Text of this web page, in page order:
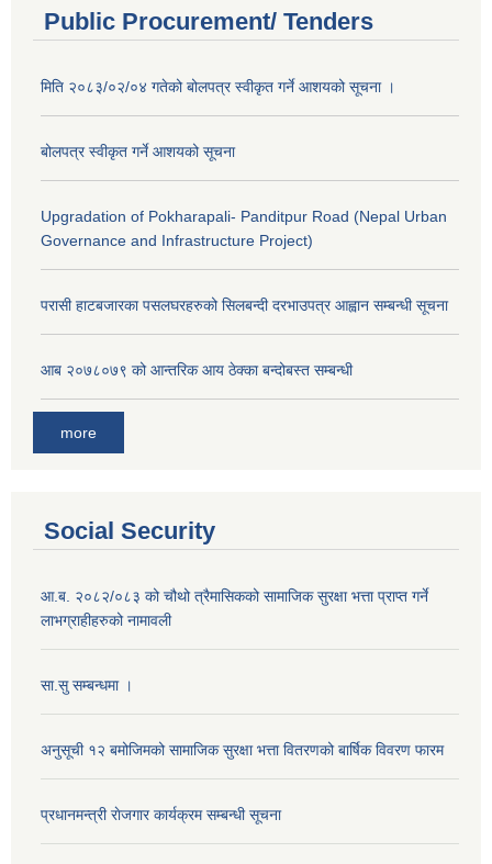
Public Procurement/ Tenders
मिति २०८३/०२/०४ गतेको बोलपत्र स्वीकृत गर्ने आशयको सूचना ।
बोलपत्र स्वीकृत गर्ने आशयको सूचना
Upgradation of Pokharapali- Panditpur Road (Nepal Urban
Governance and Infrastructure Project)
परासी हाटबजारका पसलघरहरुको सिलबन्दी दरभाउपत्र आह्वान सम्बन्धी सूचना
आ‍ब २०७८०७९ को आन्तरिक आय ठेक्का बन्दोबस्त सम्बन्धी
more
Social Security
आ.ब. २०८२/०८३ को चौथो त्रैमासिकको सामाजिक सुरक्षा भत्ता प्राप्त गर्ने
लाभग्राहीहरुको नामावली
सा.सु सम्बन्धमा ।
अनुसूची १२ बमोजिमको सामाजिक सुरक्षा भत्ता वितरणको बार्षिक विवरण फारम
प्रधानमन्त्री राेजगार कार्यक्रम सम्बन्धी सूचना